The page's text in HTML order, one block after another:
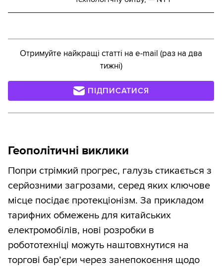
Отримуйте найкращі статті на e-mail (раз на два
тижні)
ПІДПИСАТИСЯ
Геополітичні виклики
Попри стрімкий прогрес, галузь стикається з
серйозними загрозами, серед яких ключове
місце посідає протекціонізм. За прикладом
тарифних обмежень для китайських
електромобілів, нові розробки в
робототехніці можуть наштовхнутися на
торгові бар’єри через занепокоєння щодо